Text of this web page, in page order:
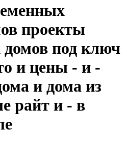
проекты
под ключ
и цены - и -
и дома из
райт и - в